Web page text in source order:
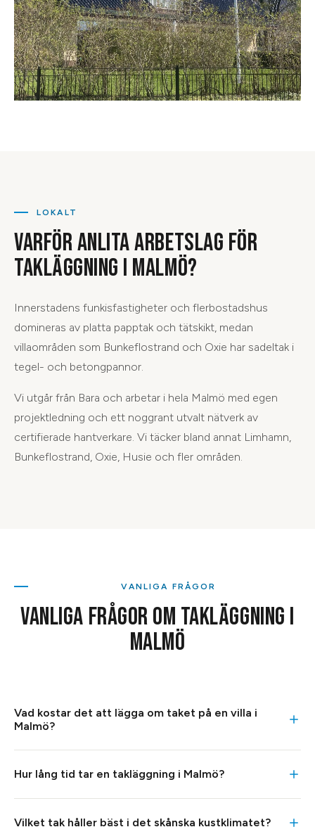
LOKALT
VARFÖR ANLITA ARBETSLAG FÖR
TAKLÄGGNING I MALMÖ?
Innerstadens funkisfastigheter och flerbostadshus
domineras av platta papptak och tätskikt, medan
villaområden som Bunkeflostrand och Oxie har sadeltak i
tegel- och betongpannor.
Vi utgår från Bara och arbetar i hela Malmö med egen
projektledning och ett noggrant utvalt nätverk av
certifierade hantverkare. Vi täcker bland annat Limhamn,
Bunkeflostrand, Oxie, Husie och fler områden.
VANLIGA FRÅGOR
VANLIGA FRÅGOR OM TAKLÄGGNING I
MALMÖ
Vad kostar det att lägga om taket på en villa i
Malmö?
takmaterial och takets storlek. Slutkostnaden beror på
lutning, antal kupor och skorstenar samt hur mycket av
råsponten som behöver bytas. Du får alltid fast pris efter
Hur lång tid tar en takläggning i Malmö?
Vilket tak håller bäst i det skånska kustklimatet?